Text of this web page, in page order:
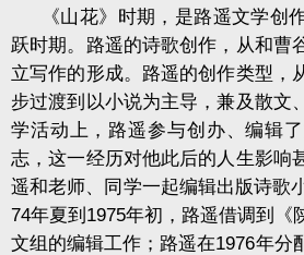
《山花》时期，是路遥文学创
跃时期。路遥的诗歌创作，从和曹
立写作的形成。路遥的创作类型，
步过渡到以小说为主导，兼及散文
学活动上，路遥参与创办、编辑
志，这一经历对他此后的人生影响
遥和老师、同学一起编辑出版诗歌
74年夏到 1975年初，路遥借调到《
文组的编辑工作；路遥在1976年分